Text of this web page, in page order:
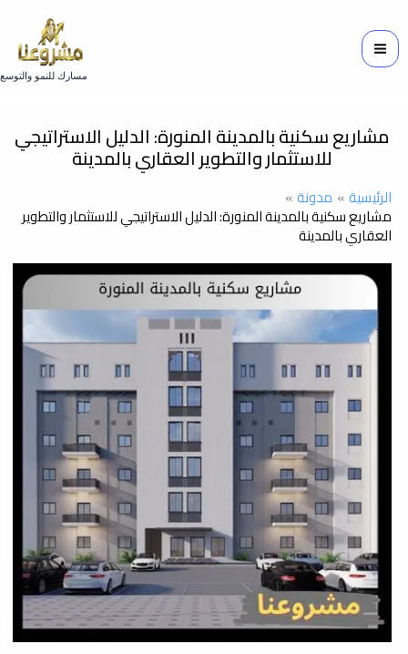
مسارك للنمو والتوسع
مشاريع سكنية بالمدينة المنورة: الدليل الاستراتيجي
للاستثمار والتطوير العقاري بالمدينة
الرئيسية مدونة
مشاريع سكنية بالمدينة المنورة: الدليل الاستراتيجي للاستثمار والتطوير
العقاري بالمدينة